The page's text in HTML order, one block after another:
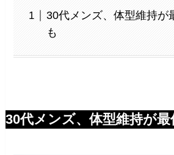
30代メンズ、体型維持が
も
30代メンズ、体型維持が